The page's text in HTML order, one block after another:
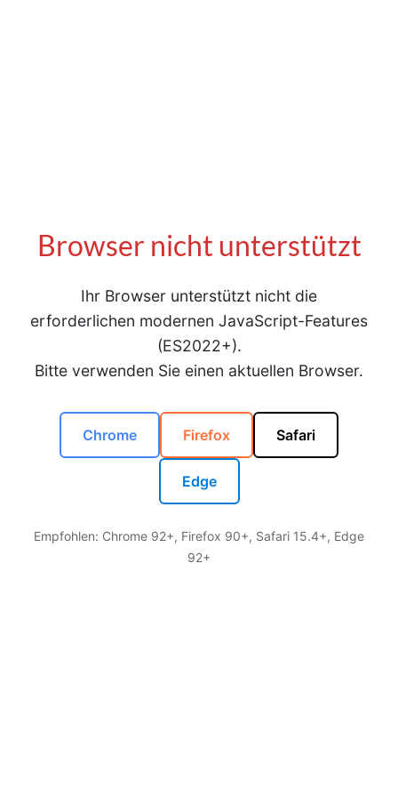
Browser nicht unterstützt
Ihr Browser unterstützt nicht die
erforderlichen modernen JavaScript-Features
(ES2022+).
Bitte verwenden Sie einen aktuellen Browser.
Chrome Firefox Safari
Edge
Empfohlen: Chrome 92+, Firefox 90+, Safari 15.4+, Edge
92+